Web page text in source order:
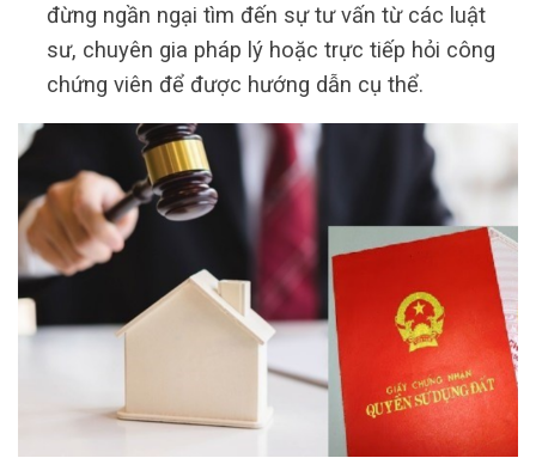
đừng ngần ngại tìm đến sự tư vấn từ các luật
sư, chuyên gia pháp lý hoặc trực tiếp hỏi công
chứng viên để được hướng dẫn cụ thể.